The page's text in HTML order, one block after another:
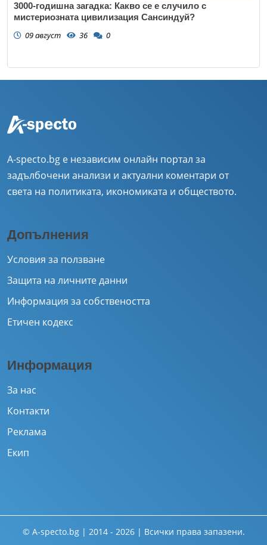
3000-годишна загадка: Какво се е случило с
мистериозната цивилизация Сансиндуй?
09 август 36 0
A-specto.bg е независим онлайн портал за
задълбочени анализи и актуални коментари от
света на политиката, икономиката и обществото.
Допълнения
Условия за ползване
Защита на личните данни
Информация за собствеността
Етичен кодекс
Информация
За нас
Контакти
Реклама
Екип
© A-specto.bg | 2014 - 2026 | Всички права запазени.